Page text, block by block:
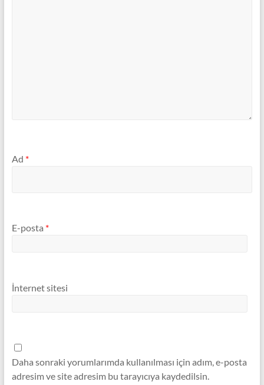
Ad *
E-posta *
İnternet sitesi
Daha sonraki yorumlarımda kullanılması için adım, e-posta
adresim ve site adresim bu tarayıcıya kaydedilsin.